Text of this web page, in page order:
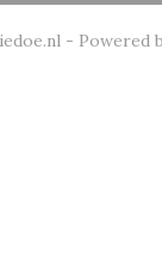
- Powered